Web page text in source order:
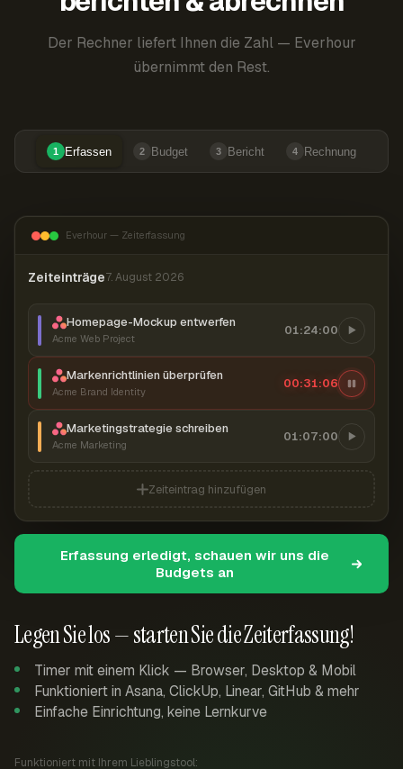
Der Rechner liefert Ihnen die Zahl — Everhour
übernimmt den Rest.
1 Erfassen 2 Budget 3 Bericht 4 Rechnung
Legen Sie los — starten Sie die Zeiterfassung!
Timer mit einem Klick — Browser, Desktop & Mobil
Funktioniert in Asana, ClickUp, Linear, GitHub & mehr
Einfache Einrichtung, keine Lernkurve
Funktioniert mit Ihrem Lieblingstool:
Everhour — Zeiterfassung
Zeiteinträge7. August 2026
Homepage-Mockup entwerfen
Acme Web Project
01:24:00
Markenrichtlinien überprüfen
Acme Brand Identity
00:31:07
Marketingstrategie schreiben
Acme Marketing
01:07:00
Zeiteintrag hinzufügen
Erfassung erledigt, schauen wir uns die
Budgets an